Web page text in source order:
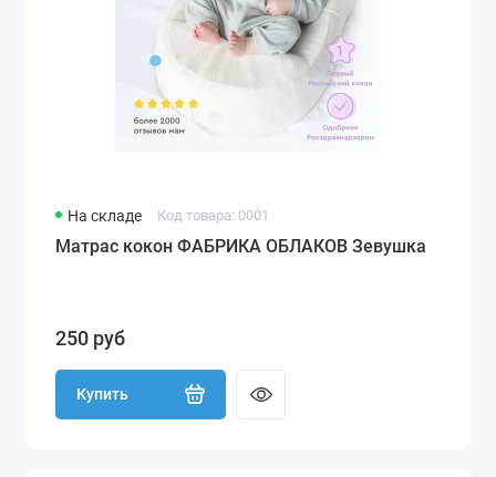
На складе Код товара: 0001
Матрас кокон ФАБРИКА ОБЛАКОВ Зевушка
250 руб
Купить